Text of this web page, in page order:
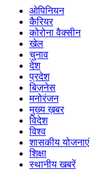
ओपिनियन
कैरियर
कोरोना वैक्सीन
खेल
चुनाव
देश
प्रदेश
बिज़नेस
मनोरंजन
मुख्य ख़बर
विदेश
विश्व
शासकीय योजनाएं
शिक्षा
स्थानीय खबरें